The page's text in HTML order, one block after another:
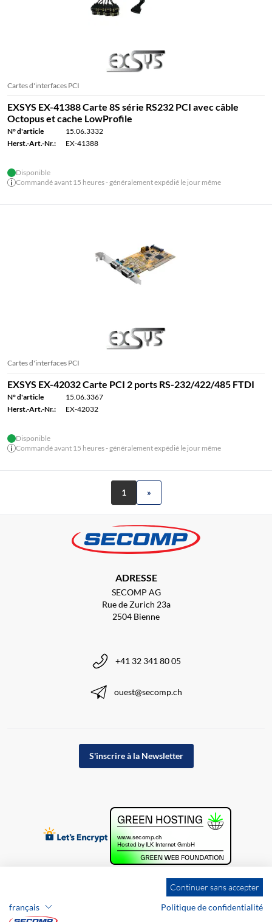
Cartes d'interfaces PCI
EXSYS EX-41388 Carte 8S série RS232 PCI avec câble
Octopus et cache LowProfile
N° d'article
15.06.3332
Herst.-Art.-Nr.:
EX-41388
Disponible
Commandé avant 15 heures - généralement expédié le jour même
Cartes d'interfaces PCI
EXSYS EX-42032 Carte PCI 2 ports RS-232/422/485 FTDI
N° d'article
15.06.3367
Herst.-Art.-Nr.:
EX-42032
Disponible
Commandé avant 15 heures - généralement expédié le jour même
1 »
ADRESSE
SECOMP AG
Rue de Zurich 23a
2504 Bienne
+41 32 341 80 05
ouest@secomp.ch
S'inscrire à la Newsletter
Continuer sans accepter
français
Politique de confidentialité